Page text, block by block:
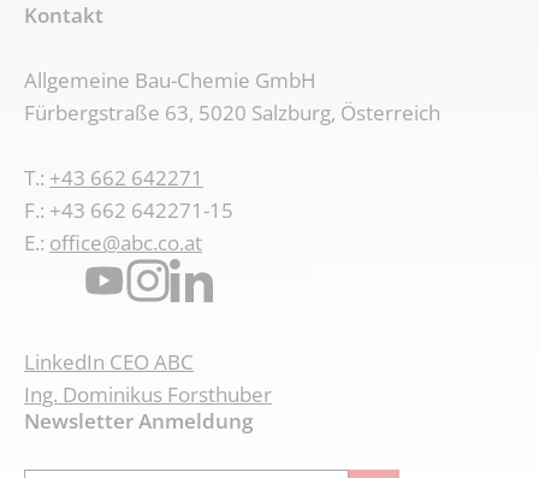
Kontakt
Allgemeine Bau-Chemie GmbH
Fürbergstraße 63, 5020 Salzburg, Österreich
T.: +43 662 642271
F.: +43 662 642271-15
E.: office@abc.co.at
LinkedIn CEO ABC
Ing. Dominikus Forsthuber
Newsletter Anmeldung